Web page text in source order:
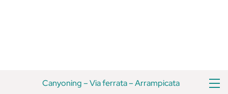
Canyoning–Via ferrata–Arrampicata